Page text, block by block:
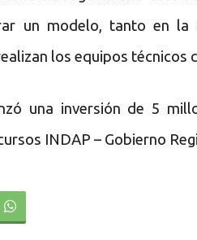
un modelo, tanto en la
los equipos técnicos
una inversión de 5
INDAP – Gobierno